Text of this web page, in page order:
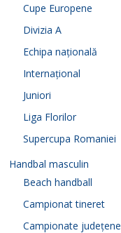
Cupe Europene
Divizia A
Echipa națională
Internațional
Juniori
Liga Florilor
Supercupa Romaniei
Handbal masculin
Beach handball
Campionat tineret
Campionate județene